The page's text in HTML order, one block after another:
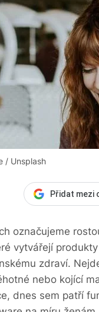
/ Unsplash
Přidat mezi
označujeme
vytvářejí
zdraví.
nebo kojící
dnes sem patří